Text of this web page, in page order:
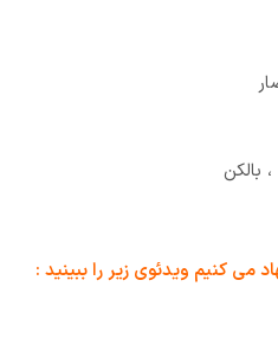
کنیم ویدئوی زیر را ببینید :